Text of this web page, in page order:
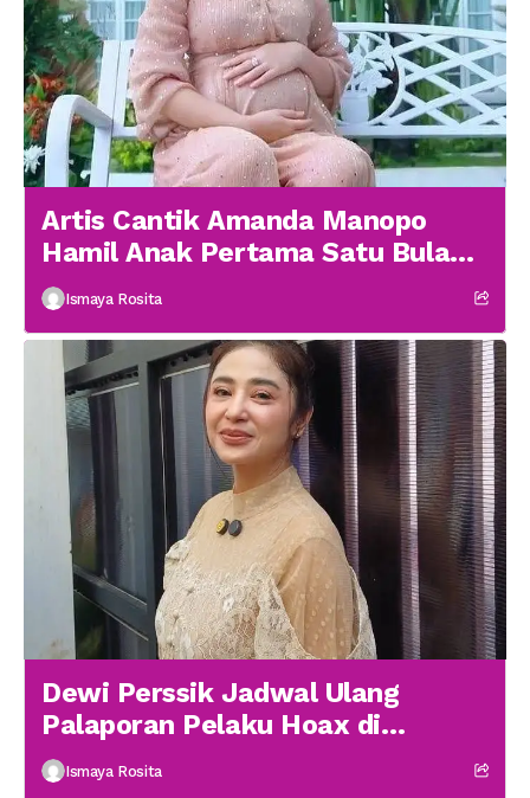
Artis Cantik Amanda Manopo
Hamil Anak Pertama Satu Bulan
menikah
Ismaya Rosita
Dewi Perssik Jadwal Ulang
Palaporan Pelaku Hoax di
Medsos
Ismaya Rosita